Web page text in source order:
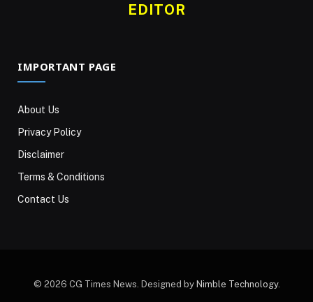
EDITOR
IMPORTANT PAGE
About Us
Privacy Policy
Disclaimer
Terms & Conditions
Contact Us
© 2026 CG Times News. Designed by Nimble Technology.